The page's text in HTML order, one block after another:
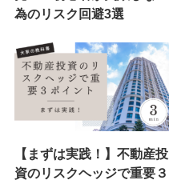
為のリスク回避3選
【まずは実践！】不動産投
資のリスクヘッジで重要３